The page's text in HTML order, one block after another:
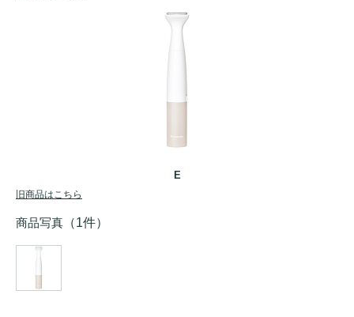
E
旧商品はこちら
商品写真 （1件）